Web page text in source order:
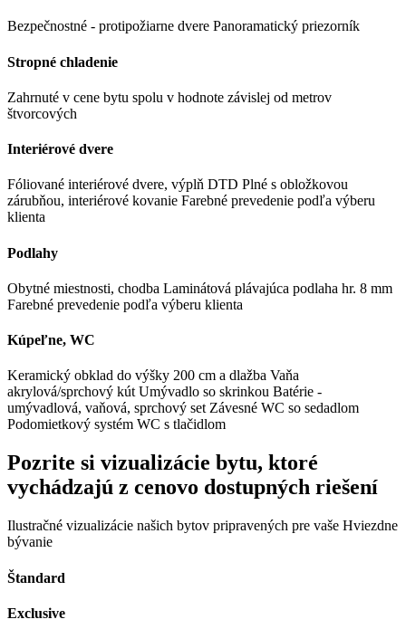
Bezpečnostné - protipožiarne dvere Panoramatický priezorník
Stropné chladenie
Zahrnuté v cene bytu spolu v hodnote závislej od metrov
štvorcových
Interiérové dvere
Fóliované interiérové dvere, výplň DTD Plné s obložkovou
zárubňou, interiérové kovanie Farebné prevedenie podľa výberu
klienta
Podlahy
Obytné miestnosti, chodba Laminátová plávajúca podlaha hr. 8 mm
Farebné prevedenie podľa výberu klienta
Kúpeľne, WC
Keramický obklad do výšky 200 cm a dlažba Vaňa
akrylová/sprchový kút Umývadlo so skrinkou Batérie -
umývadlová, vaňová, sprchový set Závesné WC so sedadlom
Podomietkový systém WC s tlačidlom
Pozrite si vizualizácie bytu, ktoré
vychádzajú z cenovo dostupných riešení
Ilustračné vizualizácie našich bytov pripravených pre vaše Hviezdne
bývanie
Štandard
Exclusive